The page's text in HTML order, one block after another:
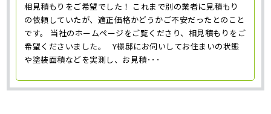
相見積もりをご希望でした！ これまで別の業者に見積もり
の依頼していたが、適正価格かどうかご不安だったとのこと
です。 当社のホームページをご覧くださり、相見積もりをご
希望くださいました。 Y様邸にお伺いしてお住まいの状態
や塗装面積などを実測し、お見積･･･